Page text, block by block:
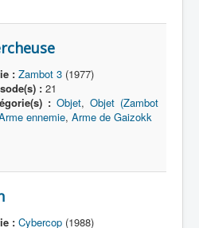
: Zambot 3(1977)
:21
: Objet, Objet (Zambot
ennemie, Arme de Gaizokk
: Cybercop(1988)